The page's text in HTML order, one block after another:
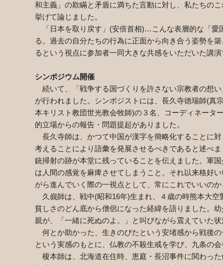
和主義」の欺瞞と矛盾に満ちた言動に対し、私たちの
挙げて論じました。
「日本を取り戻す」(安倍首相)…こんな表層的な「愛
る。過去の自分たちの行為に正面から向き合う姿勢を
るという視点に参加者一同大きな共感をいただいた講
シンポジウム開催
続いて、「戦争する国づくりを許さない宗教者の想
が行われました。シンポジストには、長久寺徳瑞師(真
本キリスト教団世光教会牧師)の３名、コーディネータ
的立場からの報告・問題提起がありました。
長久寺師は、かつて中国が漢字を簡略化することに
考えることにより語彙を発展させるべきであると述べ
銃掃射の跡が本堂に残っていることを伝えました。軍
は人間の感覚を麻痺させてしまうこと。それ以来格好
がら進んでいく際の一視点として、常にこれでいいの
久峩師は、戦中(昭和16年)生まれ、４歳の時熊本大
貧しさのどん底から僧侶になった経緯を語りました。
親が、「一緒に死ぬのよ。」と叫びながら震えていた
何とか助かった、生きのびたという安堵感から戦後
という実感のもとに、仏教の不殺生戒を学び、九条の
榎本師は、北海道在住時、恵庭・長沼事件に関わっ